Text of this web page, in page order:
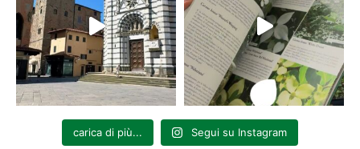
carica di più... Segui su Instagram